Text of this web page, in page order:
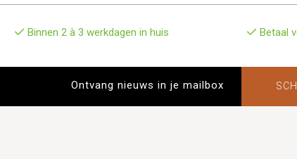
Binnen 2 à 3 werkdagen in huis Betaal